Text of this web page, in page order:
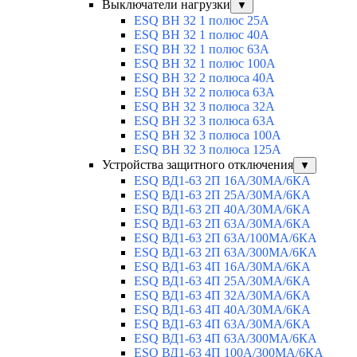
Выключатели нагрузки ▼
ESQ ВН 32 1 полюс 25А
ESQ ВН 32 1 полюс 40А
ESQ ВН 32 1 полюс 63А
ESQ ВН 32 1 полюс 100A
ESQ ВН 32 2 полюса 40А
ESQ ВН 32 2 полюса 63А
ESQ ВН 32 3 полюса 32А
ESQ ВН 32 3 полюса 63А
ESQ ВН 32 3 полюса 100А
ESQ ВН 32 3 полюса 125А
Устройства защитного отключения
▼
ESQ ВД1-63 2П 16А/30МА/6КА
ESQ ВД1-63 2П 25А/30МА/6КА
ESQ ВД1-63 2П 40А/30МА/6КА
ESQ ВД1-63 2П 63А/30МА/6КА
ESQ ВД1-63 2П 63А/100МА/6КА
ESQ ВД1-63 2П 63А/300МА/6КА
ESQ ВД1-63 4П 16А/30МА/6КА
ESQ ВД1-63 4П 25А/30МА/6КА
ESQ ВД1-63 4П 32А/30МА/6КА
ESQ ВД1-63 4П 40А/30МА/6КА
ESQ ВД1-63 4П 63А/30МА/6КА
ESQ ВД1-63 4П 63А/300МА/6КА
ESQ ВД1-63 4П 100А/300МА/6КА